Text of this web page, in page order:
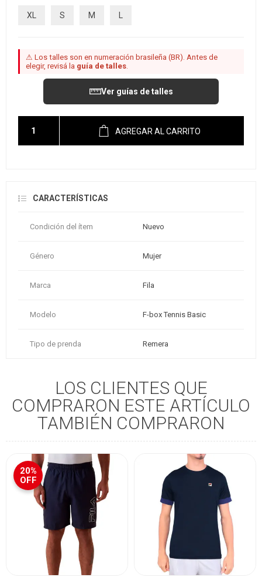
XL S M L
⚠ Los talles son en numeración brasileña (BR). Antes de
elegir, revisá la guía de talles
Ver guías de talles
AGREGAR AL CARRITO
CARACTERÍSTICAS
Condición del ítem Nuevo
Género Mujer
Marca Fila
Modelo F-box Tennis Basic
Tipo de prenda Remera
LOS CLIENTES QUE
COMPRARON ESTE ARTÍCULO
TAMBIÉN COMPRARON
20%
OFF